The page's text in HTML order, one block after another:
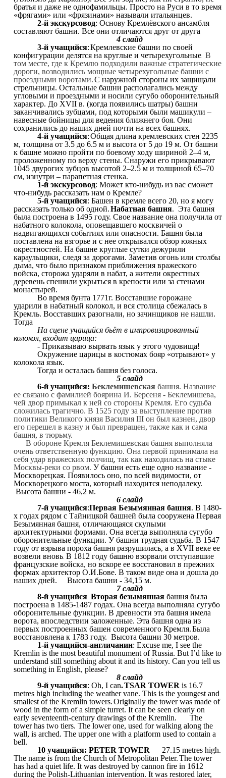
братья и даже не однофамильцы. Просто на Руси в то время
«фрягами» или «фрязинами» называли итальянцев.
2-й экскурсовод: Основу Кремлёвского ансамбля
составляют башни. Все они отличаются друг от друга
4 слайд
3-й учащийся:Кремлевские башни по своей
конфигурации делятся на круглые и четырехугольные.
В
том месте, где к Кремлю подходили важные стратегические
дороги, возводились мощные четырехугольные башни с
проездными воротами.С наружной стороны их защищали
стрельницы. Остальные башни располагались между
угловыми и проездными и носили сугубо оборонительный
характер. До XVII в. (когда появились шатры) башни
заканчивались зубцами, под которыми были машикули –
навесные бойницы для ведения ближнего боя. Они
сохранились до наших дней почти на всех башнях.
4-й учащийся:Общая длина кремлевских стен 2235
м, толщина от 3.5 до 6.5 м и высота от 5 до 19 м. От башни
к башне можно пройти по боевому ходу шириной 2–4 м,
проложенному по верху стены. Снаружи его прикрывают
1045 двурогих зубцов высотой 2–2.5 м и толщиной 65–70
см, изнутри – парапетная стенка.
1-й экскурсовод: Может кто-нибудь из вас сможет
что-нибудь рассказать нам о Кремле?
5-й учащийся: Башен в кремле всего 20, но я могу
рассказать только об одной.Набатная башня. Эта башня
была построена в 1495 году. Свое название она получила от
набатного колокола, оповещавшего москвичей о
надвигающихся событиях или опасности. Башня была
поставлена на взгорье и с нее открывался обзор южных
окрестностей. На башне круглые сутки дежурили
караульщики, следя за дорогами. Заметив огонь или столбы
дыма, что было признаком приближения вражеского
войска, сторожа ударяли в набат, а жители окрестных
деревень спешили укрыться в крепости или за стенами
монастырей.
Во время бунта 1771г. Восставшие горожане
ударили в набатный колокол, и вся столица сбежалась в
Кремль. Восставших разогнали, но зачинщиков не нашли.
Тогда
На сцене учащийся бьёт в импровизированный
колокол, входит царица:
- Приказываю вырвать язык у этого чудовища!
Окружение царицы в костюмах бояр «отрывают» у
колокола язык.
Тогда и осталась башня без голоса.
5 слайд
6-й учащийся: Беклемишевская башня. Название
ее связано с фамилией боярина И. Берсеня - Беклемишева,
чей двор примыкал к ней со стороны Кремля. Его судьба
сложилась трагично. В 1525 году за выступление против
политики Великого князя Василия III он был казнен, двор
его перешел в казну и был превращен, также как и сама
башня, в тюрьму.
В обороне Кремля Беклемишевская башня выполняла
очень ответственную функцию. Она первой принимала на
себя удар вражеских полчищ, так как находилась на стыке
Москвы-реки со рвом. У башни есть еще одно название -
Москворецкая. Появилось оно, по всей видимости, от
Москворецкого моста, который находится неподалеку.
Высота башни - 46,2 м.
6 слайд
7-й учащийся:Первая Безымянная башня. В 1480-
х годах рядом с Тайницкой башней была сооружена Первая
Безымянная башня, отличающаяся скупыми
архитектурными формами. Она всегда выполняла сугубо
оборонительные функции. У башни трудная судьба. В 1547
году от взрыва пороха башня разрушилась, а в XVII веке ее
возвели вновь. В 1812 году башню взорвали отступавшие
французские войска, но вскоре ее восстановил в прежних
формах архитектор О.И.Бове. В таком виде она и дошла до
наших дней. Высота башни - 34,15 м.
7 слайд
8-й учащийся: Вторая безымянная башня была
построена в 1485-1487 годах. Она всегда выполняла сугубо
оборонительные функции. В древности эта башня имела
ворота, впоследствии заложенные. Эта башня одна из
первых построенных башен современного Кремля.Была
восстановлена к 1783 году. Высота башни 30 метров.
1-й учащийся-англичанин: Excuse me, I see the
Kremlin is the most beautiful monument of Russia. But I’d like to
understand still something about it and its history. Can you tell us
something in English, please?
8 слайд
9-й учащийся: Oh, I can.TSAR TOWER is 16.7
metres high including the weather vane. This is the youngest and
smallest of the Kremlin towers.Originally the tower was made of
wood in the form of a simple turret. It can be seen clearly on
early seventeenth-century drawings of the Kremlin.
The
tower has two tiers. The lower one, used for walking along the
wall, is arched. The upper one with a platform used to contain a
bell.
10 учащийся: PETER TOWER 27.15 metres high.
The name is from the Church of Metropolitan Peter.The tower
has had a quiet life. It was destroyed by cannon fire in 1612
during the Polish-Lithuanian intervention. It was restored later,